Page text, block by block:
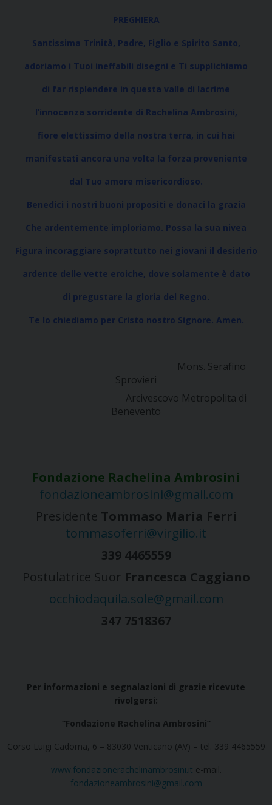
PREGHIERA
Santissima Trinità, Padre, Figlio e Spirito Santo,
adoriamo i Tuoi ineffabili disegni e Ti supplichiamo
di far risplendere in questa valle di lacrime
l’innocenza sorridente di Rachelina Ambrosini,
fiore elettissimo della nostra terra, in cui hai
manifestati ancora una volta la forza proveniente
dal Tuo amore misericordioso.
Benedici i nostri buoni propositi e donaci la grazia
Che ardentemente imploriamo. Possa la sua nivea
Figura incoraggiare soprattutto nei giovani il desiderio
ardente delle vette eroiche, dove solamente è dato
di pregustare la gloria del Regno.
Te lo chiediamo per Cristo nostro Signore. Amen.
Mons. Serafino
Sprovieri
Arcivescovo Metropolita di
Benevento
Fondazione Rachelina Ambrosini
fondazioneambrosini@gmail.com
Presidente Tommaso Maria Ferri
tommasoferri@virgilio.it
339 4465559
Postulatrice Suor Francesca Caggiano
occhiodaquila.sole@gmail.com
347 7518367
Per informazioni e segnalazioni di grazie ricevute
rivolgersi:
“Fondazione Rachelina Ambrosini”
Corso Luigi Cadorna, 6 – 83030 Venticano (AV) – tel. 339 4465559
www.fondazionerachelinambrosini.it e-mail.
fondazioneambrosini@gmail.com